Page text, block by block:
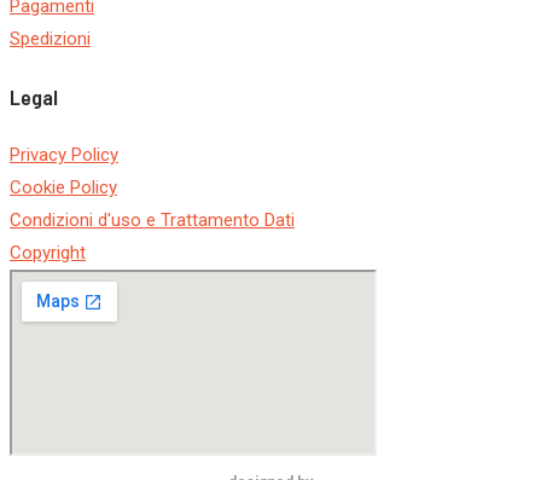
Pagamenti
Spedizioni
Legal
Privacy Policy
Cookie Policy
Condizioni d'uso e Trattamento Dati
Copyright